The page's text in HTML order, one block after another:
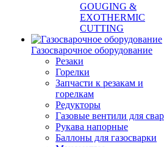
GOUGING &
EXOTHERMIC
CUTTING
Газосварочное оборудование
Резаки
Горелки
Запчасти к резакам и
горелкам
Редукторы
Газовые вентили для
Рукава напорные
Баллоны для газосварки